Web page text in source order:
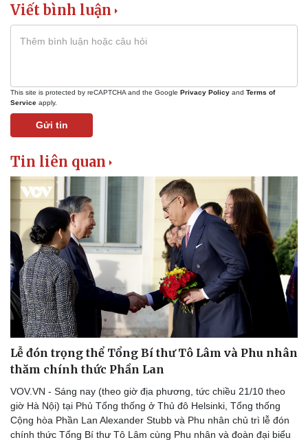
Viết bình luận
This site is protected by reCAPTCHA and the Google Privacy Policy and Terms of
Service apply.
Gửi tin
Tin liên quan
Lễ đón trọng thể Tổng Bí thư Tô Lâm và Phu nhân
thăm chính thức Phần Lan
VOV.VN - Sáng nay (theo giờ địa phương, tức chiều 21/10 theo
giờ Hà Nội) tại Phủ Tổng thống ở Thủ đô Helsinki, Tổng thống
Cộng hòa Phần Lan Alexander Stubb và Phu nhân chủ trì lễ đón
chính thức Tổng Bí thư Tô Lâm cùng Phu nhân và đoàn đại biểu